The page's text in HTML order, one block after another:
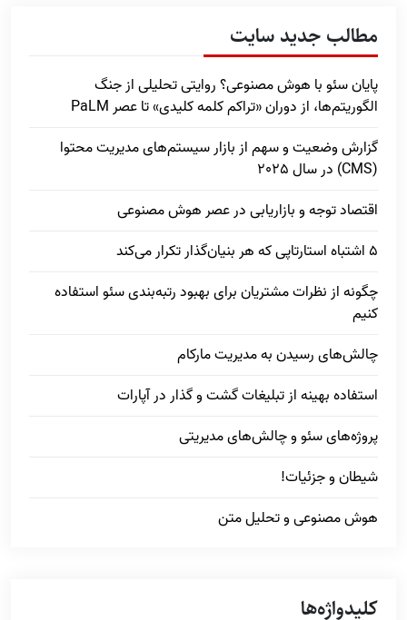
مطالب جدید سایت
پایان سئو با هوش مصنوعی؟ روایتی تحلیلی از جنگ
الگوریتم‌ها، از دوران «تراکم کلمه کلیدی» تا عصر PaLM
گزارش وضعیت و سهم از بازار سیستم‌های مدیریت محتوا
(CMS) در سال 2025
اقتصاد توجه و بازاریابی در عصر هوش مصنوعی
5 اشتباه استارتاپی که هر بنیان‌گذار تکرار می‌کند
چگونه از نظرات مشتریان برای بهبود رتبه‌بندی سئو استفاده
کنیم
چالش‌های رسیدن به مدیریت مارکام
استفاده بهینه از تبلیغات گشت و گذار در آپارات
پروژه‌های سئو و چالش‌های مدیریتی
شیطان و جزئیات!
هوش مصنوعی و تحلیل متن
کلیدواژه‌ها